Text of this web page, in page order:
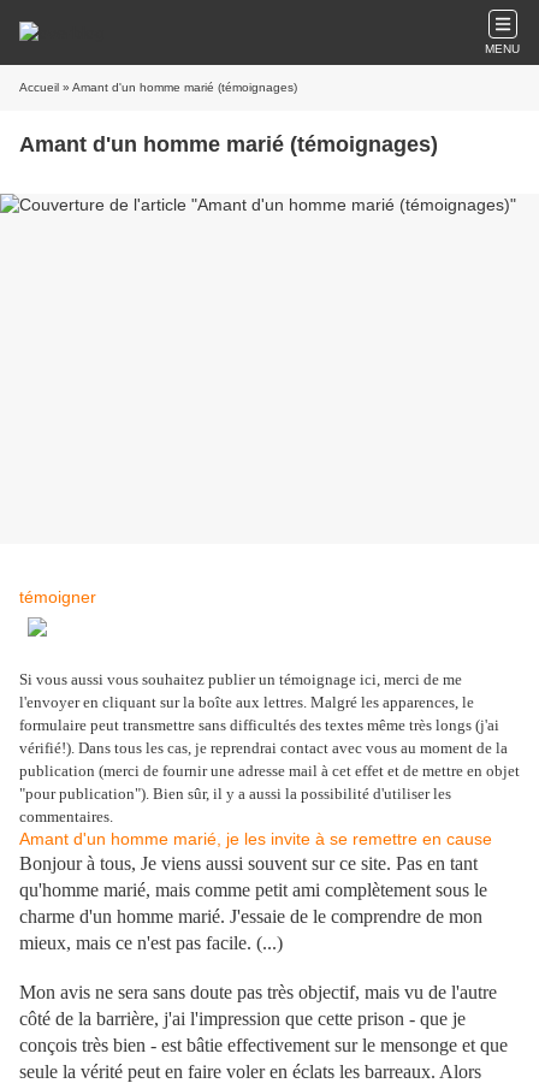
MENU
Accueil » Amant d'un homme marié (témoignages)
Amant d'un homme marié (témoignages)
témoigner
Si vous aussi vous souhaitez publier un témoignage ici, merci de me
l'envoyer en cliquant sur la boîte aux lettres. Malgré les apparences, le
formulaire peut transmettre sans difficultés des textes même très longs (j'ai
vérifié!). Dans tous les cas, je reprendrai contact avec vous au moment de la
publication (merci de fournir une adresse mail à cet effet et de mettre en objet
"pour publication"). Bien sûr, il y a aussi la possibilité d'utiliser les
commentaires.
Amant d'un homme marié, je les invite à se remettre en cause
Bonjour à tous, Je viens aussi souvent sur ce site. Pas en tant
qu'homme marié, mais comme petit ami complètement sous le
charme d'un homme marié. J'essaie de le comprendre de mon
mieux, mais ce n'est pas facile. (...)
Mon avis ne sera sans doute pas très objectif, mais vu de l'autre
côté de la barrière, j'ai l'impression que cette prison - que je
conçois très bien - est bâtie effectivement sur le mensonge et que
seule la vérité peut en faire voler en éclats les barreaux. Alors